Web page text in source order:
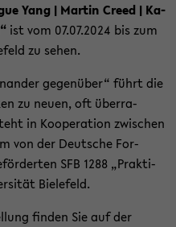
Yang | Mar­tin Creed | Ka­
ist vom 07.07.2024 bis zum
zu sehen.
ge­gen­über“ führt die
zu neuen, oft über­ra­
in Ko­ope­ra­ti­on zwi­schen
von der Deut­sche For­
SFB 1288 „Prak­ti­
Bie­le­feld.
fin­den Sie auf der